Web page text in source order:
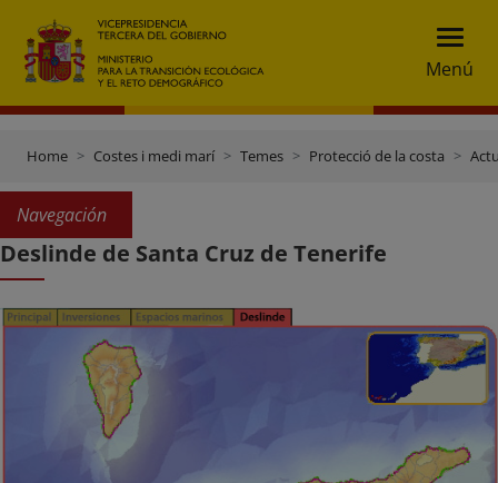
Menú
Home Costes i medi marí Temes Protecció de la costa
Navegación
Deslinde de Santa Cruz de Tenerife